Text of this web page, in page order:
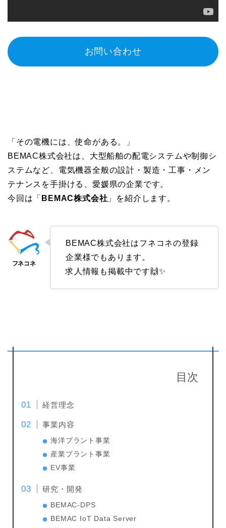
お問い合わせ
「その電機には、使命がある。」
BEMAC株式会社は、大型船舶の配電システムや制御シ
ステムなど、電気機器全般の設計・製造・工事・メン
テナンスを手掛ける、愛媛県の企業です。
今回は「 BEMAC株式会社 」を紹介します。
BEMAC株式会社はフネコネの登録
企業様でもあります。
求人情報も掲載中です🙌✨
目次
経営理念
事業内容
海洋プラント事業
産業プラント事業
EV事業
研究・開発
BEMAC-DPS
BEMAC IoT Data Server